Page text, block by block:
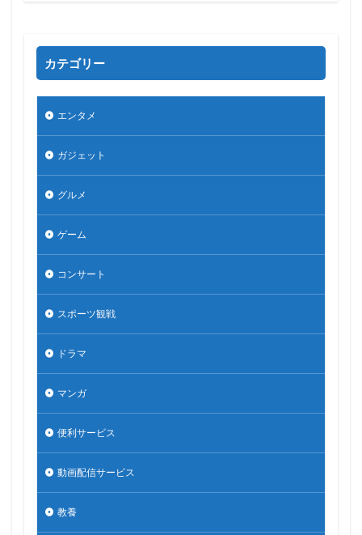
カテゴリー
エンタメ
ガジェット
グルメ
ゲーム
コンサート
スポーツ観戦
ドラマ
マンガ
便利サービス
動画配信サービス
教養